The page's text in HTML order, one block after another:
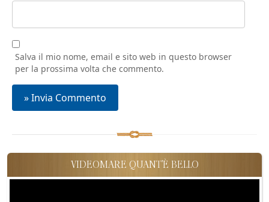
Salva il mio nome, email e sito web in questo browser
per la prossima volta che commento.
VIDEOMARE QUANT'È BELLO